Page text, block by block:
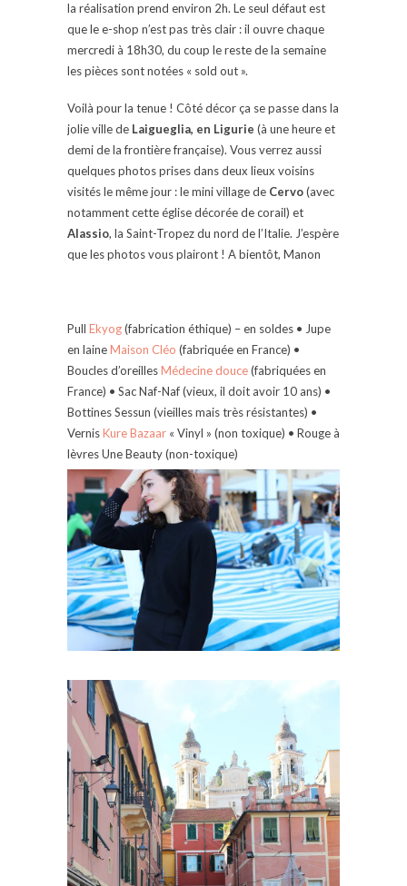
la réalisation prend environ 2h. Le seul défaut est
que le e-shop n’est pas très clair : il ouvre chaque
mercredi à 18h30, du coup le reste de la semaine
les pièces sont notées « sold out ».
Voilà pour la tenue ! Côté décor ça se passe dans la
jolie ville de Laigueglia, en Ligurie (à une heure et
demi de la frontière française). Vous verrez aussi
quelques photos prises dans deux lieux voisins
visités le même jour : le mini village de Cervo(avec
notamment cette église décorée de corail) et
Alassio, la Saint-Tropez du nord de l’Italie. J’espère
que les photos vous plairont ! A bientôt, Manon
Pull Ekyog(fabrication éthique) – en soldes • Jupe
en laineMaison Cléo (fabriquée en France) •
Boucles d’oreillesMédecine douce(fabriquées en
France) • Sac Naf-Naf (vieux, il doit avoir 10 ans) •
Bottines Sessun (vieilles mais très résistantes) •
VernisKure Bazaar « Vinyl » (non toxique) • Rouge à
lèvres Une Beauty (non-toxique)